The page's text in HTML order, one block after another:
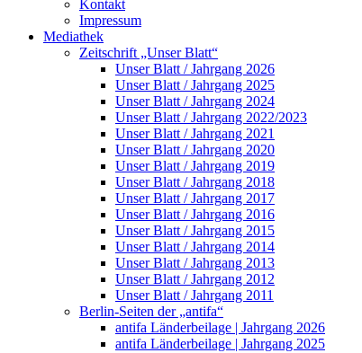
Kontakt
Impressum
Mediathek
Zeitschrift „Unser Blatt“
Unser Blatt / Jahrgang 2026
Unser Blatt / Jahrgang 2025
Unser Blatt / Jahrgang 2024
Unser Blatt / Jahrgang 2022/2023
Unser Blatt / Jahrgang 2021
Unser Blatt / Jahrgang 2020
Unser Blatt / Jahrgang 2019
Unser Blatt / Jahrgang 2018
Unser Blatt / Jahrgang 2017
Unser Blatt / Jahrgang 2016
Unser Blatt / Jahrgang 2015
Unser Blatt / Jahrgang 2014
Unser Blatt / Jahrgang 2013
Unser Blatt / Jahrgang 2012
Unser Blatt / Jahrgang 2011
Berlin-Seiten der „antifa“
antifa Länderbeilage | Jahrgang 2026
antifa Länderbeilage | Jahrgang 2025